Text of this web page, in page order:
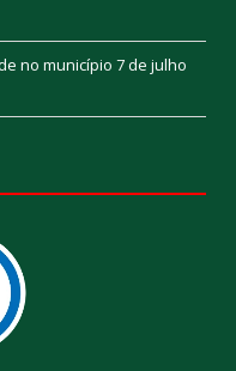
no município 7 de julho